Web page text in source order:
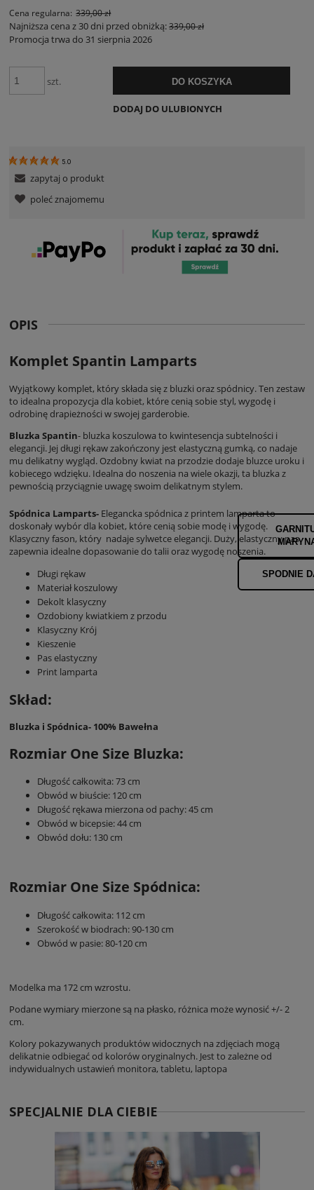
Cena regularna: 339,00 zł
Najniższa cena z 30 dni przed obniżką:339,00 zł
Promocja trwa do 31 sierpnia 2026
szt. DO KOSZYKA
DODAJ DO ULUBIONYCH
5.0
zapytaj o produkt
poleć znajomemu
OPIS
Komplet Spantin Lamparts
Wyjątkowy komplet, który składa się z bluzki oraz spódnicy. Ten zestaw
to idealna propozycja dla kobiet, które cenią sobie styl, wygodę i
odrobinę drapieżności w swojej garderobie.
Bluzka Spantin- bluzka koszulowa to kwintesencja subtelności i
elegancji. Jej długi rękaw zakończony jest elastyczną gumką, co nadaje
mu delikatny wygląd. Ozdobny kwiat na przodzie dodaje bluzce uroku i
kobiecego wdzięku. Idealna do noszenia na wiele okazji, ta bluzka z
pewnością przyciągnie uwagę swoim delikatnym stylem.
Spódnica Lamparts- Elegancka spódnica z printem lamparta to
doskonały wybór dla kobiet, które cenią sobie modę i wygodę.
Klasyczny fason, który nadaje sylwetce elegancji. Duży, elastyczny pas
zapewnia idealne dopasowanie do talii oraz wygodę noszenia.
Długi rękaw
Materiał koszulowy
Dekolt klasyczny
Ozdobiony kwiatkiem z przodu
Klasyczny Krój
Kieszenie
Pas elastyczny
Print lamparta
Skład:
Bluzka i Spódnica- 100% Bawełna
Rozmiar One Size Bluzka:
Długość całkowita: 73 cm
Obwód w biuście: 120 cm
Długość rękawa mierzona od pachy: 45 cm
Obwód w bicepsie: 44 cm
Obwód dołu: 130 cm
Rozmiar One Size Spódnica:
Długość całkowita: 112 cm
Szerokość w biodrach: 90-130 cm
Obwód w pasie: 80-120 cm
Modelka ma 172 cm wzrostu.
Podane wymiary mierzone są na płasko, różnica może wynosić +/- 2
cm.
Kolory pokazywanych produktów widocznych na zdjęciach mogą
delikatnie odbiegać od kolorów oryginalnych. Jest to zależne od
indywidualnych ustawień monitora, tabletu, laptopa
SPODNIE